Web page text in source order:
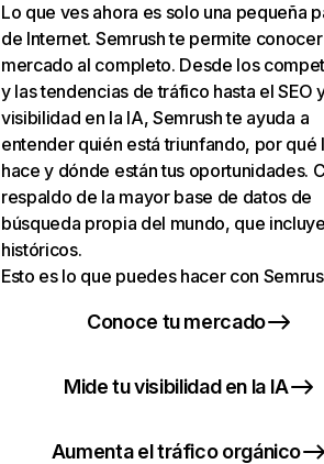
Lo que ves ahora es solo una pequeña
de Internet. Semrush te permite
mercado al completo. Desde los
y las tendencias de tráfico hasta el SEO
visibilidad en la IA, Semrush te ayuda a
entender quién está triunfando, por qué
hace y dónde están tus oportunidades.
respaldo de la mayor base de datos de
búsqueda propia del mundo, que
históricos.
Esto es lo que puedes hacer con
Conoce tu mercado
Mide tu visibilidad en la IA
Aumenta el tráfico orgánico